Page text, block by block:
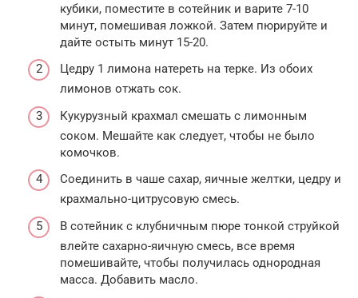
кубики, поместите в сотейник и варите 7-10
минут, помешивая ложкой. Затем пюрируйте и
дайте остыть минут 15-20.
Цедру 1 лимона натереть на терке. Из обоих
лимонов отжать сок.
Кукурузный крахмал смешать с лимонным
соком. Мешайте как следует, чтобы не было
комочков.
Соединить в чаше сахар, яичные желтки, цедру и
крахмально-цитрусовую смесь.
В сотейник с клубничным пюре тонкой струйкой
влейте сахарно-яичную смесь, все время
помешивайте, чтобы получилась однородная
масса. Добавить масло.